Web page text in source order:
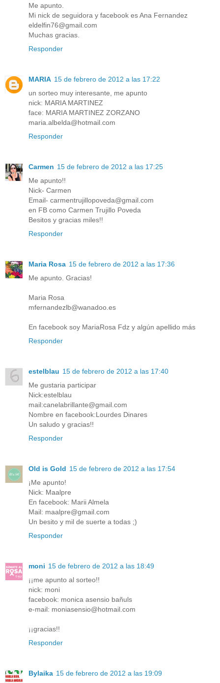
Me apunto.
Mi nick de seguidora y facebook es Ana Fernandez
eldelfin76@gmail.com
Muchas gracias.
Responder
MARIA 15 de febrero de 2012 a las 17:22
un sorteo muy interesante, me apunto
nick: MARIA MARTINEZ
face: MARIA MARTINEZ ZORZANO
maria.albelda@hotmail.com
Responder
Carmen 15 de febrero de 2012 a las 17:25
Me apunto!!
Nick- Carmen
Email- carmentrujillopoveda@gmail.com
en FB como Carmen Trujillo Poveda
Besitos y gracias miles!!
Responder
Maria Rosa 15 de febrero de 2012 a las 17:36
Me apunto. Gracias!
Maria Rosa
mfernandezlb@wanadoo.es
En facebook soy MariaRosa Fdz y algún apellido más
Responder
estelblau 15 de febrero de 2012 a las 17:40
Me gustaria participar
Nick:estelblau
mail:canelabrillante@gmail.com
Nombre en facebook:Lourdes Dinares
Un saludo y gracias!!
Responder
Old is Gold 15 de febrero de 2012 a las 17:54
¡Me apunto!
Nick: Maalpre
En facebook: Marii Almela
Mail: maalpre@gmail.com
Un besito y mil de suerte a todas ;)
Responder
moni 15 de febrero de 2012 a las 18:49
¡¡me apunto al sorteo!!
nick: moni
facebook: monica asensio bañuls
e-mail: moniasensio@hotmail.com
¡¡gracias!!
Responder
Bylaika 15 de febrero de 2012 a las 19:09